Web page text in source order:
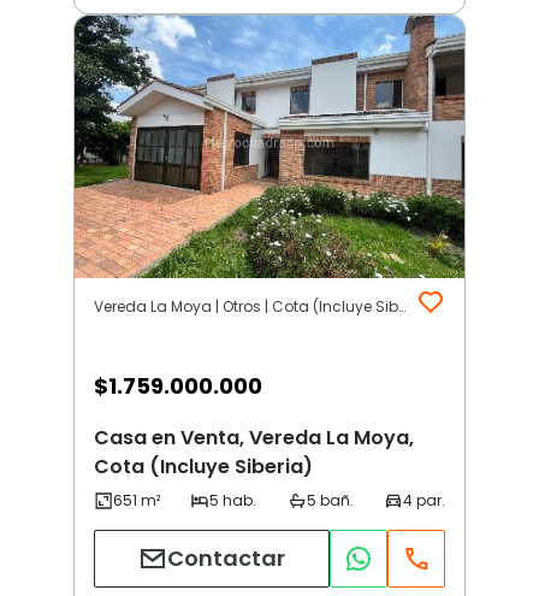
Vereda La Moya | Otros | Cota (Incluye Siberia)
$1.759.000.000
Casa en Venta, Vereda La Moya,
Cota (Incluye Siberia)
Contactar